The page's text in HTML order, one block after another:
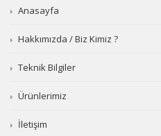
Anasayfa
Hakkımızda / Biz Kimiz ?
Teknik Bilgiler
Ürünlerimiz
İletişim